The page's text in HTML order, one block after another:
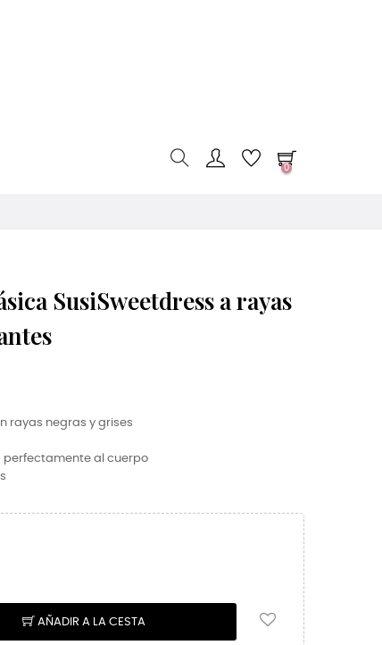
0
SusiSweetdress a rayas
rayas negras y grises
perfectamente al cuerpo
AÑADIR A LA CESTA